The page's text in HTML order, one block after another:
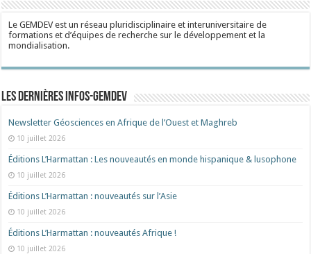
Le GEMDEV est un réseau pluridisciplinaire et interuniversitaire de
formations et d’équipes de recherche sur le développement et la
mondialisation.
Les dernières Infos-Gemdev
Newsletter Géosciences en Afrique de l’Ouest et Maghreb
10 juillet 2026
Éditions L’Harmattan : Les nouveautés en monde hispanique & lusophone
10 juillet 2026
Éditions L’Harmattan : nouveautés sur l’Asie
10 juillet 2026
Éditions L’Harmattan : nouveautés Afrique !​
10 juillet 2026